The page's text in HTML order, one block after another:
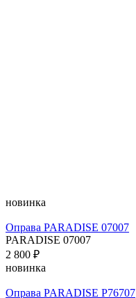
новинка
Оправа PARADISE 07007
PARADISE 07007
2 800 ₽
новинка
Оправа PARADISE P76707